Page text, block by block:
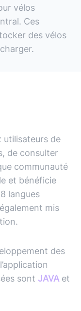
vélos
Ces
des vélos
utilisateurs de
de consulter
communauté
et bénéficie
langues
mis
des
sont JAVA et